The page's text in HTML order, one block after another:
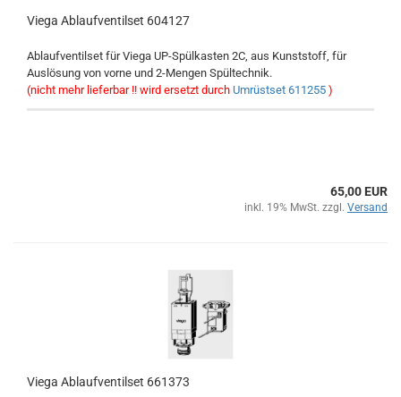
Viega Ablaufventilset 604127
Ablaufventilset für Viega UP-Spülkasten 2C, aus Kunststoff, für
Auslösung von vorne und 2-Mengen Spültechnik.
(nicht mehr lieferbar !! wird ersetzt durch Umrüstset 611255 )
65,00 EUR
inkl. 19% MwSt. zzgl. Versand
Viega Ablaufventilset 661373